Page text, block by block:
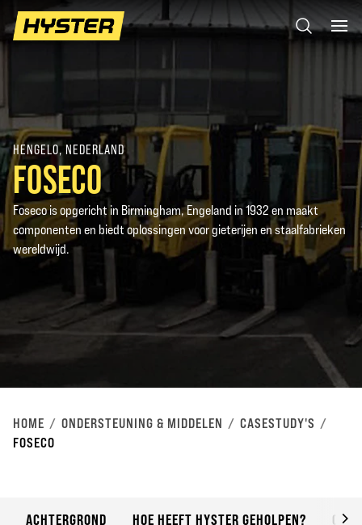
HENGELO, NEDERLAND
FOSECO
Foseco is opgericht in Birmingham, Engeland in 1932 en maakt
componenten en biedt oplossingen voor gieterijen en staalfabrieken
wereldwijd.
HOME ONDERSTEUNING & MIDDELEN
CASESTUDY'S
FOSECO
ACHTERGROND HOE HEEFT HYSTER GEHOLPEN?